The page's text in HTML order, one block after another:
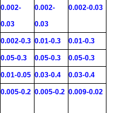
0.002-
0.03
0.002-
0.03
0.002-0.03
0.002-0.3 0.01-0.3 0.01-0.3
0.05-0.3 0.05-0.3 0.05-0.3
0.01-0.05 0.03-0.4 0.03-0.4
0.005-0.2 0.005-0.2 0.009-0.02